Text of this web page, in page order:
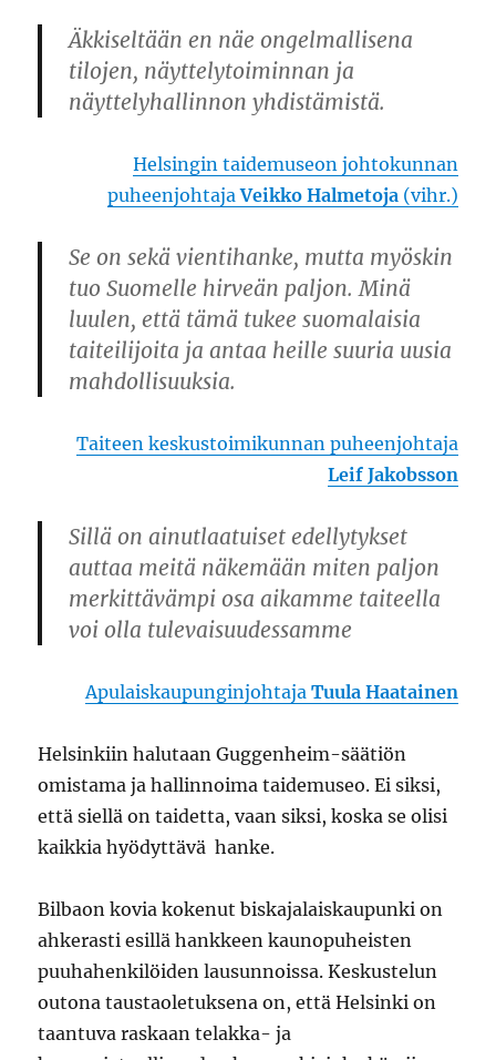
Äkkiseltään en näe ongelmallisena
tilojen, näyttelytoiminnan ja
näyttelyhallinnon yhdistämistä.
Helsingin taidemuseon johtokunnan
puheenjohtajaVeikko Halmetoja(vihr.)
Se on sekä vientihanke, mutta myöskin
tuo Suomelle hirveän paljon. Minä
luulen, että tämä tukee suomalaisia
taiteilijoita ja antaa heille suuria uusia
mahdollisuuksia.
Taiteen keskustoimikunnan puheenjohtaja
Leif Jakobsson
Sillä on ainutlaatuiset edellytykset
auttaa meitä näkemään miten paljon
merkittävämpi osa aikamme taiteella
voi olla tulevaisuudessamme
Apulaiskaupunginjohtaja Tuula Haatainen
Helsinkiin halutaan Guggenheim-säätiön
omistama ja hallinnoima taidemuseo. Ei siksi,
että siellä on taidetta, vaan siksi, koska se olisi
kaikkia hyödyttävä hanke.
Bilbaon kovia kokenut biskajalaiskaupunki on
ahkerasti esillä hankkeen kaunopuheisten
puuhahenkilöiden lausunnoissa. Keskustelun
outona taustaoletuksena on, että Helsinki on
taantuva raskaan telakka- ja